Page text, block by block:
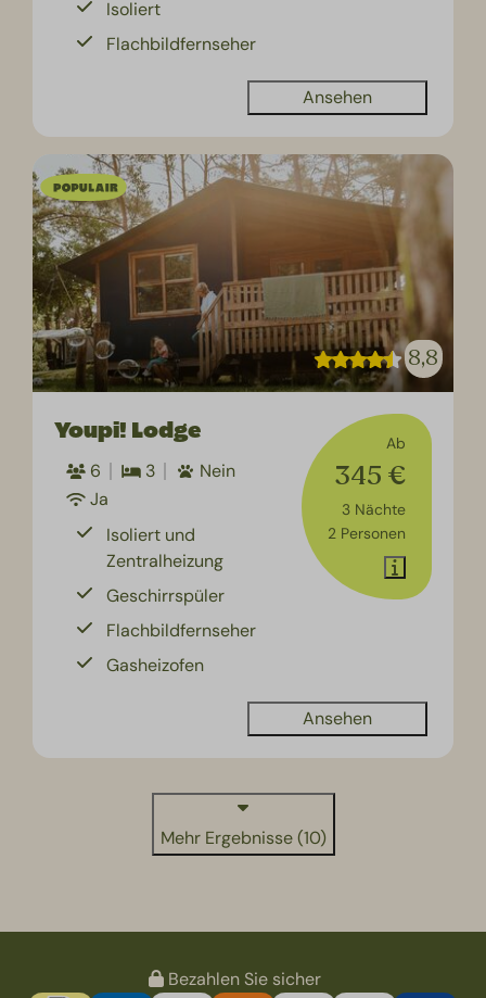
Isoliert
Flachbildfernseher
Ansehen
8,8
Ab
345 €
3 Nächte
2 Personen
Youpi! Lodge
6 3
Nein
Ja
Isoliert und
Zentralheizung
Geschirrspüler
Flachbildfernseher
Gasheizofen
Ansehen
Mehr Ergebnisse (10)
Bezahlen Sie sicher